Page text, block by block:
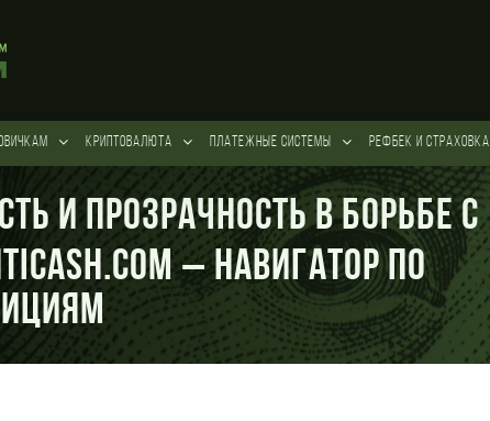
КРИПТОВАЛЮТА ПЛАТЕЖНЫЕ СИСТЕМЫ РЕФБЕК и СТРАХОВКА
и Прозрачность в Борьбе с
– Навигатор по